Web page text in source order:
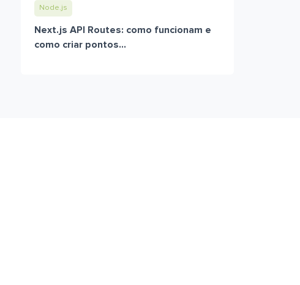
Node.js
Next.js API Routes: como funcionam e
como criar pontos...